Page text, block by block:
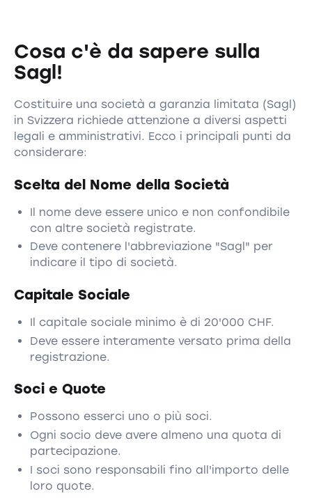
Cosa c'è da sapere sulla
Sagl!
Costituire una società a garanzia limitata (Sagl)
in Svizzera richiede attenzione a diversi aspetti
legali e amministrativi. Ecco i principali punti da
considerare:
Scelta del Nome della Società
Il nome deve essere unico e non confondibile
con altre società registrate.
Deve contenere l'abbreviazione "Sagl" per
indicare il tipo di società.
Capitale Sociale
Il capitale sociale minimo è di 20'000 CHF.
Deve essere interamente versato prima della
registrazione.
Soci e Quote
Possono esserci uno o più soci.
Ogni socio deve avere almeno una quota di
partecipazione.
I soci sono responsabili fino all'importo delle
loro quote.